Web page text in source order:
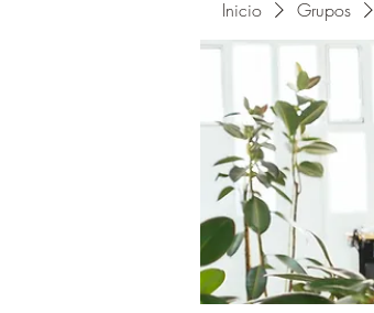
Inicio Grupos